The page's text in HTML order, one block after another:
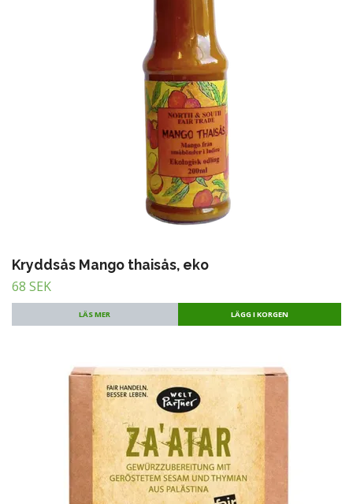
Kryddsås Mango thaisås, eko
68 SEK
LÄS MER